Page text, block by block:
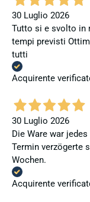
30 Luglio 2026
Tutto si e svolto in
tempi previsti
tutti
Acquirente
30 Luglio 2026
Die Ware war
Termin verzögerte
Wochen.
Acquirente